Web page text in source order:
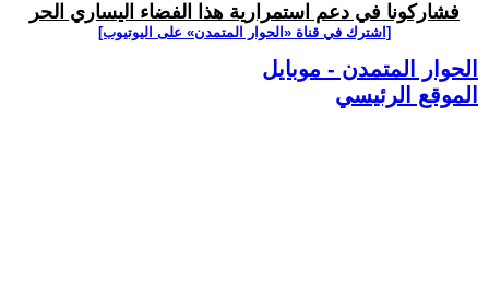
فشاركونا في دعم استمرارية هذا الفضاء اليساري الحر
[اشترك في قناة ‫«الحوار المتمدن» على اليوتيوب]
الحوار المتمدن - موبايل
الموقع الرئيسي